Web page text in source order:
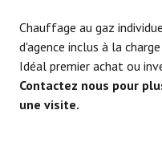
Chauffage au gaz
d'agence inclus à la
Idéal premier achat ou
Contactez nous pour
une visite.